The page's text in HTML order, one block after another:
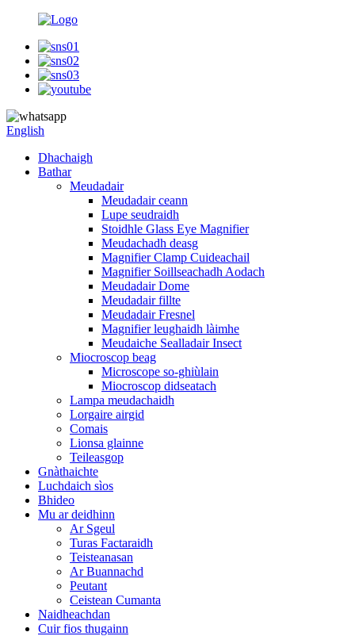
English
Dhachaigh
Bathar
Meudadair
Meudadair ceann
Lupe seudraidh
Stoidhle Glass Eye Magnifier
Meudachadh deasg
Magnifier Clamp Cuideachail
Magnifier Soillseachadh Aodach
Meudadair Dome
Meudadair fillte
Meudadair Fresnel
Magnifier leughaidh làimhe
Meudaiche Sealladair Insect
Miocroscop beag
Microscope so-ghiùlain
Miocroscop didseatach
Lampa meudachaidh
Lorgaire airgid
Comais
Lionsa glainne
Teileasgop
Gnàthaichte
Luchdaich sìos
Bhideo
Mu ar deidhinn
Ar Sgeul
Turas Factaraidh
Teisteanasan
Ar Buannachd
Peutant
Ceistean Cumanta
Naidheachdan
Cuir fios thugainn